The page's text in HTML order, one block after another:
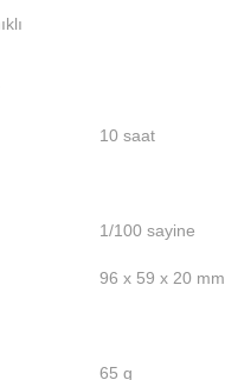
10 saat
1/100 sayine
96 x 59 x 20 mm
65 g